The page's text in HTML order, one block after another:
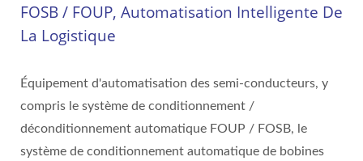
FOSB / FOUP, Automatisation Intelligente De
La Logistique
Équipement d'automatisation des semi-conducteurs, y
compris le système de conditionnement /
déconditionnement automatique FOUP / FOSB, le
système de conditionnement automatique de bobines